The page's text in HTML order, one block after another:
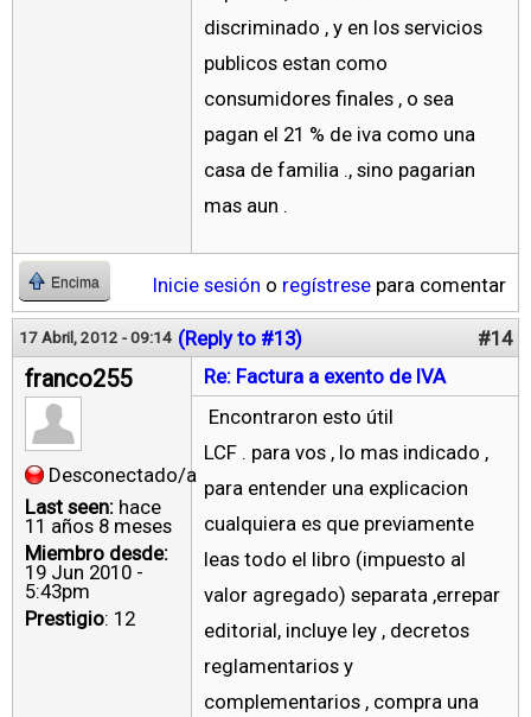
discriminado , y en los servicios
publicos estan como
consumidores finales , o sea
pagan el 21 % de iva como una
casa de familia ., sino pagarian
mas aun .
Encima Inicie sesión o regístrese para comentar
17 Abril, 2012 - 09:14 (Reply to #13) #14
franco255
Desconectado/a
Last seen: hace
11 años 8 meses
Miembro desde:
19 Jun 2010 -
5:43pm
Prestigio: 12
Re: Factura a exento de IVA
Encontraron esto útil
LCF . para vos , lo mas indicado ,
para entender una explicacion
cualquiera es que previamente
leas todo el libro (impuesto al
valor agregado) separata ,errepar
editorial, incluye ley , decretos
reglamentarios y
complementarios , compra una